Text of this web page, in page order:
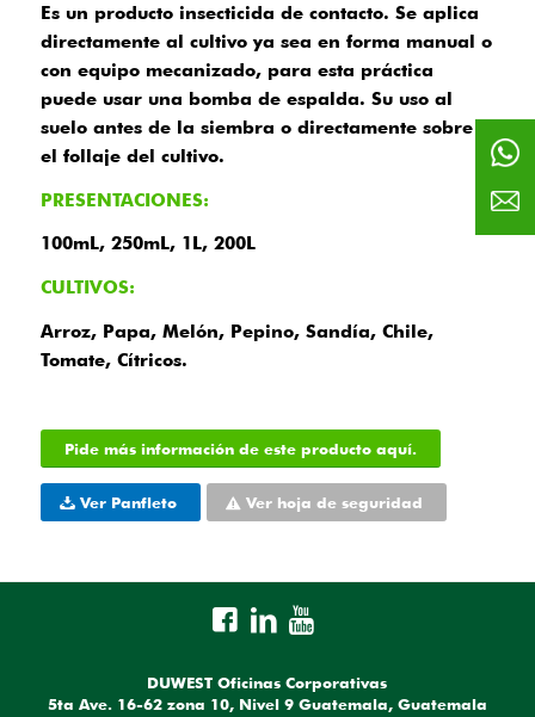
Es un producto insecticida de contacto. Se aplica
directamente al cultivo ya sea en forma manual o
con equipo mecanizado, para esta práctica
puede usar una bomba de espalda. Su uso al
suelo antes de la siembra o directamente sobre
el follaje del cultivo.
PRESENTACIONES:
100mL, 250mL, 1L, 200L
CULTIVOS:
Arroz, Papa, Melón, Pepino, Sandía, Chile,
Tomate, Cítricos.
Pide más información de este producto aquí.
Ver Panfleto Ver hoja de seguridad
DUWEST Oficinas Corporativas
5ta Ave. 16-62 zona 10, Nivel 9 Guatemala, Guatemala